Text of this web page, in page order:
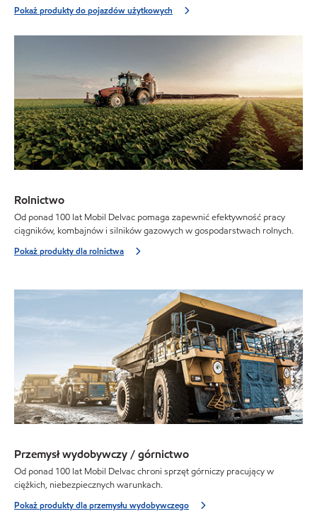
Pokaż produkty do pojazdów użytkowych
Rolnictwo
Od ponad 100 lat Mobil Delvac pomaga zapewnić efektywność pracy
ciągników, kombajnów i silników gazowych w gospodarstwach rolnych.
Pokaż produkty dla rolnictwa
Przemysł wydobywczy / górnictwo
Od ponad 100 lat Mobil Delvac chroni sprzęt górniczy pracujący w
ciężkich, niebezpiecznych warunkach.
Pokaż produkty dla przemysłu wydobywczego